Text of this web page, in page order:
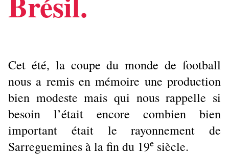
Cet été, la coupe du monde de football
nous a remis en mémoire une production
bien modeste mais qui nous rappelle si
besoin l’était encore combien bien
important était le rayonnement de
Sarreguemines à la fin du 19e siècle.